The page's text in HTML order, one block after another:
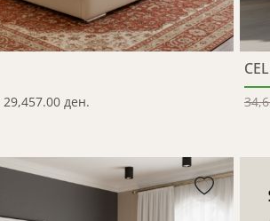
29,457.00 ден.